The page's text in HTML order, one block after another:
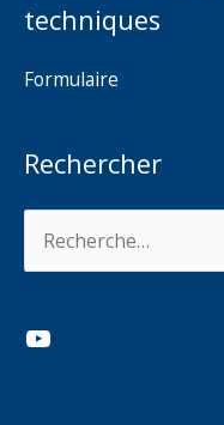
techniques
Formulaire
Rechercher
YouTube